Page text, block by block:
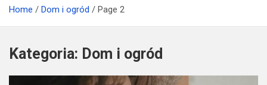
Home Dom i ogród Page 2
Kategoria: Dom i ogród